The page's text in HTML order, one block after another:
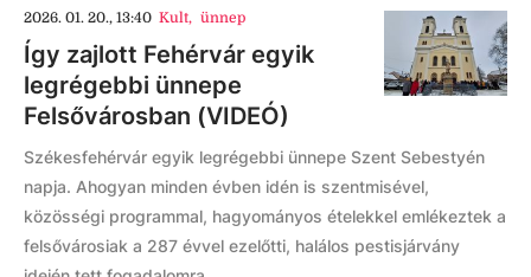
2026. 01. 20., 13:40 Kult, ünnep
Így zajlott Fehérvár egyik
legrégebbi ünnepe
Felsővárosban (VIDEÓ)
Székesfehérvár egyik legrégebbi ünnepe Szent Sebestyén
napja. Ahogyan minden évben idén is szentmisével,
közösségi programmal, hagyományos ételekkel emlékeztek a
felsővárosiak a 287 évvel ezelőtti, halálos pestisjárvány